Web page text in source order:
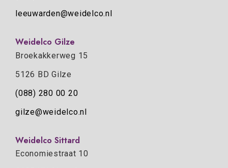
leeuwarden@weidelco.nl
Weidelco Gilze
Broekakkerweg 15
5126 BD Gilze
(088) 280 00 20
gilze@weidelco.nl
Weidelco Sittard
Economiestraat 10